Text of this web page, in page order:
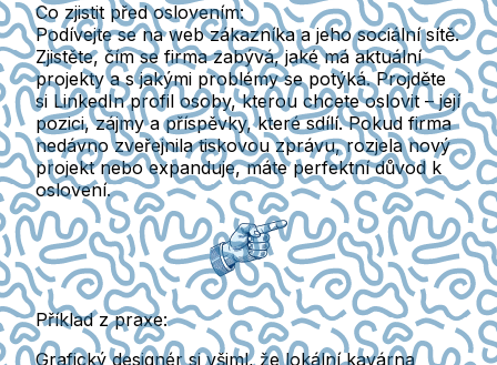
Co zjistit před oslovením:
Podívejte se na web zákazníka a jeho sociální sítě.
Zjistěte, čím se firma zabývá, jaké má aktuální
projekty a s jakými problémy se potýká. Projděte
si LinkedIn profil osoby, kterou chcete oslovit – její
pozici, zájmy a příspěvky, které sdílí. Pokud firma
nedávno zveřejnila tiskovou zprávu, rozjela nový
projekt nebo expanduje, máte perfektní důvod k
oslovení.
Příklad z praxe:
Grafický designér si všiml, že lokální kavárna